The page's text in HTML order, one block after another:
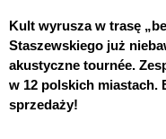
Kult wyrusza w trasę
Staszewskiego już
akustyczne tournée.
w 12 polskich miastach.
sprzedaży!